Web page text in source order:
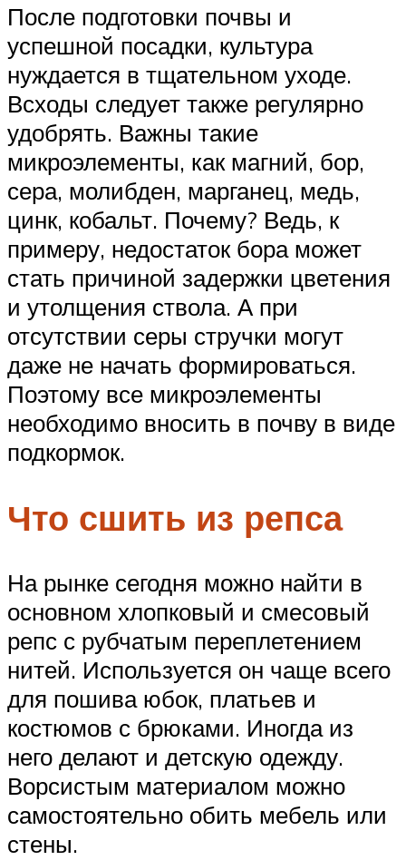
После подготовки почвы и
успешной посадки, культура
нуждается в тщательном уходе.
Всходы следует также регулярно
удобрять. Важны такие
микроэлементы, как магний, бор,
сера, молибден, марганец, медь,
цинк, кобальт. Почему? Ведь, к
примеру, недостаток бора может
стать причиной задержки цветения
и утолщения ствола. А при
отсутствии серы стручки могут
даже не начать формироваться.
Поэтому все микроэлементы
необходимо вносить в почву в виде
подкормок.
Что сшить из репса
На рынке сегодня можно найти в
основном хлопковый и смесовый
репс с рубчатым переплетением
нитей. Используется он чаще всего
для пошива юбок, платьев и
костюмов с брюками. Иногда из
него делают и детскую одежду.
Ворсистым материалом можно
самостоятельно обить мебель или
стены.